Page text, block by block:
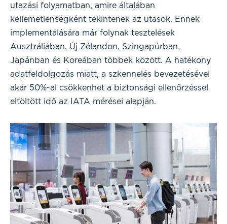
utazási folyamatban, amire általában
kellemetlenségként tekintenek az utasok. Ennek
implementálására már folynak tesztelések
Ausztráliában, Új Zélandon, Szingapúrban,
Japánban és Koreában többek között. A hatékony
adatfeldolgozás miatt, a szkennelés bevezetésével
akár 50%-al csökkenhet a biztonsági ellenőrzéssel
eltöltött idő az IATA mérései alapján.